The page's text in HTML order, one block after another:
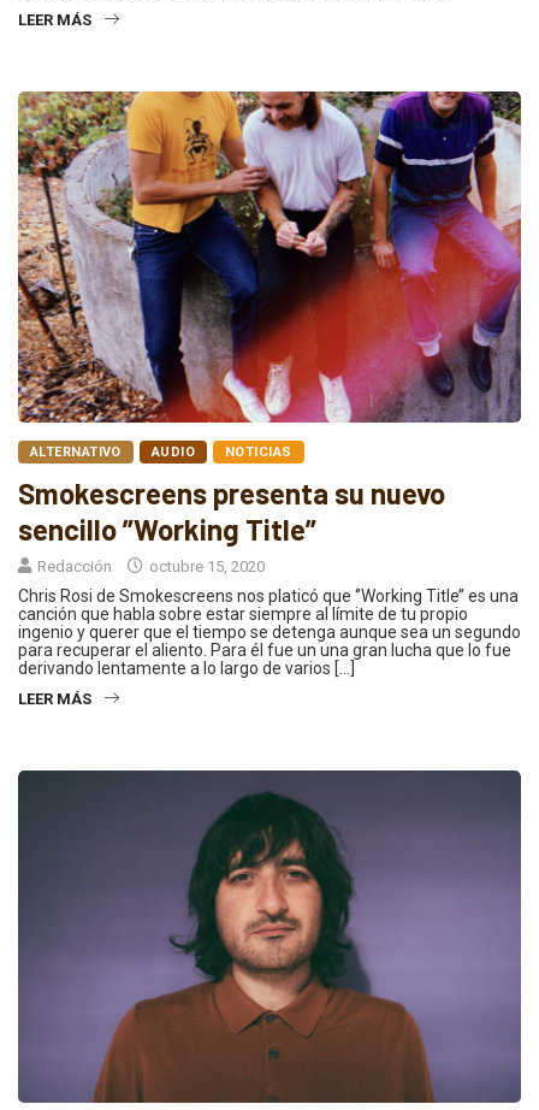
LEER MÁS
ALTERNATIVO AUDIO NOTICIAS
Smokescreens presenta su nuevo
sencillo ”Working Title”
Redacción octubre 15, 2020
Chris Rosi de Smokescreens nos platicó que ‘’Working Title’’ es una
canción que habla sobre estar siempre al límite de tu propio
ingenio y querer que el tiempo se detenga aunque sea un segundo
para recuperar el aliento. Para él fue un una gran lucha que lo fue
derivando lentamente a lo largo de varios […]
LEER MÁS